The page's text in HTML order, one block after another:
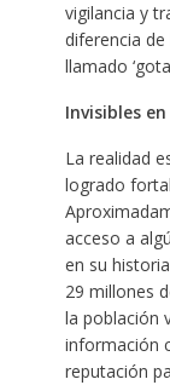
vigilancia y
diferencia
llamado
Invisibles
La realidad
logrado
acceso a
en su
29 millones
la población
información
reputación